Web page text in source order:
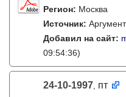
Регион: Москва
Источник:
Добавил на сайт:
09:54:36)
24-10-1997, пт